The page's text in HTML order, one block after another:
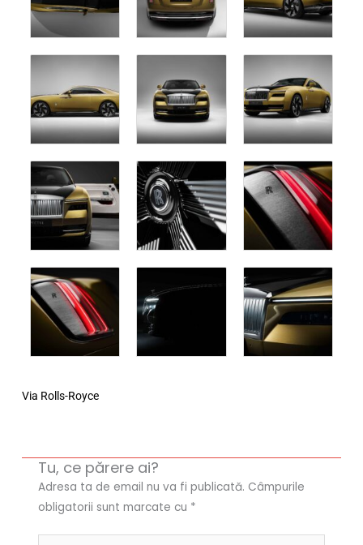
Via Rolls-Royce
Tu, ce părere ai?
Adresa ta de email nu va fi publicată. Câmpurile
obligatorii sunt marcate cu *